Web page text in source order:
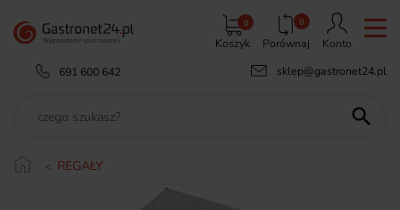
Koszyk
0 0
Porównaj
Konto
691 600 642
sklep@gastronet24.pl

REGAŁY